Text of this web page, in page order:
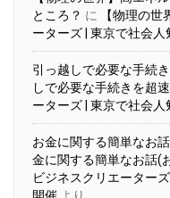
ところ？ に
【物理の
ーターズ | 東京で社会
引っ越しで必要な手続
しで必要な手続きを超
ーターズ | 東京で社会
お金に関する簡単なお
金に関する簡単なお話(
ビジネスクリエーター
開催 より